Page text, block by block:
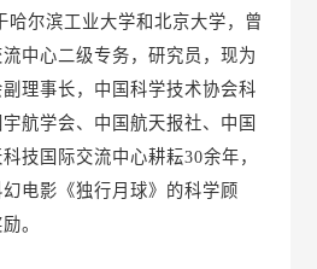
哈尔滨工业大学和北京大学，曾
中心二级专务，研究员，现为
理事长，中国科学技术协会科
航学会、中国航天报社、中国
技国际交流中心耕耘30余年，
电影《独行月球》的科学顾
。